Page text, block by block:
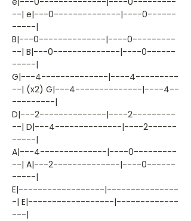
--| e|---0--------------|----0------
-----|
B|---0--------------|----0---------
--| B|---0--------------|----0------
-----|
G|---4--------------|----4---------
--| (x2) G|---4--------------|----4--
---------|
D|---2--------------|----2---------
--| D|---4--------------|----2------
-----|
A|---4--------------|----0---------
--| A|---2--------------|----0------
-----|
E|------------------|---------------
-| E|------------------|-------------
---|